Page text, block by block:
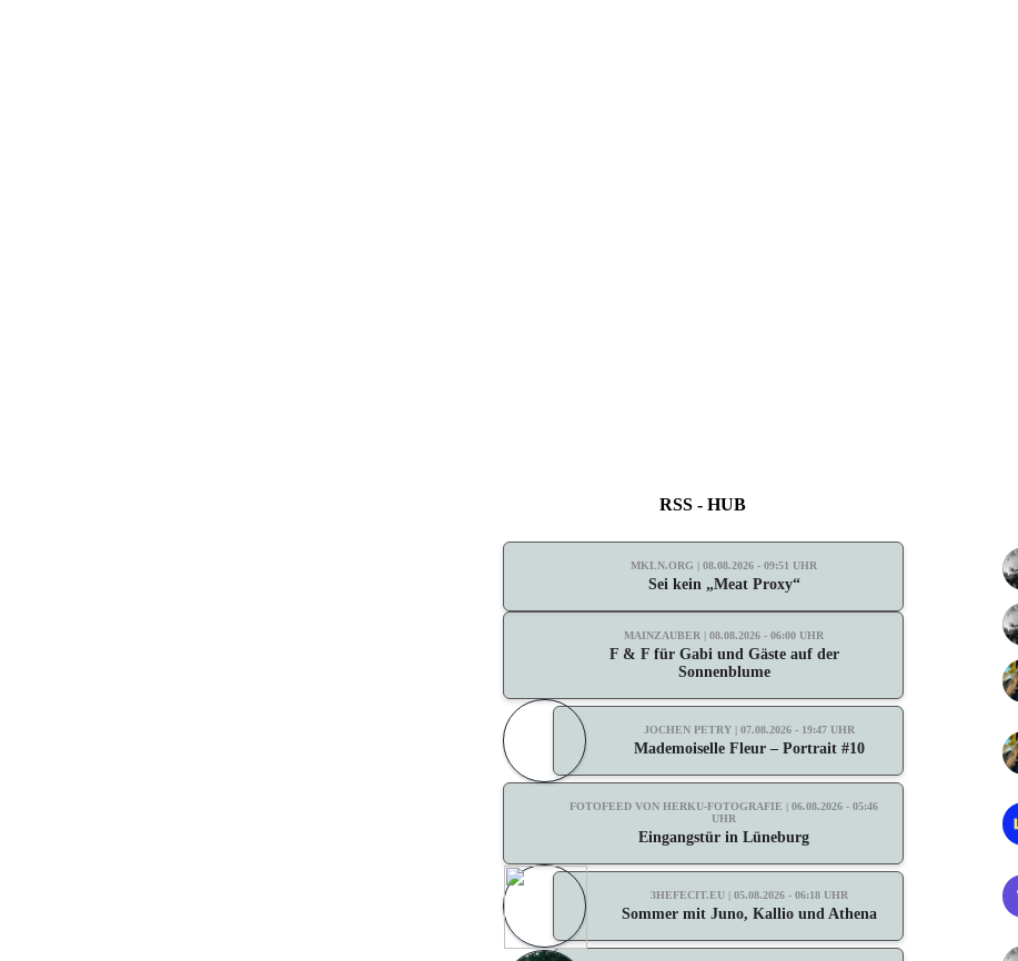
RSS - HUB
MKLN.ORG | 08.08.2026 - 09:51 UHR
Sei kein „Meat Proxy“
MAINZAUBER | 08.08.2026 - 06:00 UHR
F & F für Gabi und Gäste auf der
Sonnenblume
JOCHEN PETRY | 07.08.2026 - 19:47 UHR
Mademoiselle Fleur – Portrait #10
FOTOFEED VON HERKU-FOTOGRAFIE | 06.08.2026 - 05:46
UHR
Eingangstür in Lüneburg
3HEFECIT.EU | 05.08.2026 - 06:18 UHR
Sommer mit Juno, Kallio und Athena